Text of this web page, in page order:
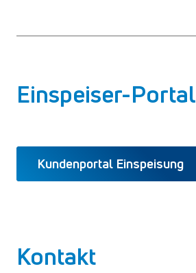
Einspeiser-Portal
Kundenportal Einspeisung
Kontakt